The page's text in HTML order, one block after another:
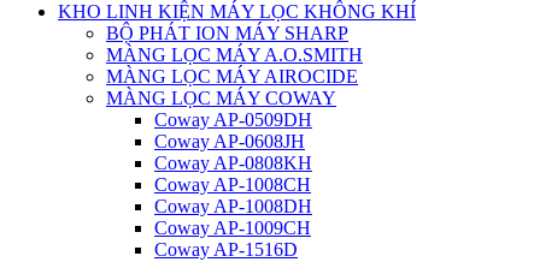
KHO LINH KIỆN MÁY LỌC KHÔNG KHÍ
BỘ PHÁT ION MÁY SHARP
MÀNG LỌC MÁY A.O.SMITH
MÀNG LỌC MÁY AIROCIDE
MÀNG LỌC MÁY COWAY
Coway AP-0509DH
Coway AP-0608JH
Coway AP-0808KH
Coway AP-1008CH
Coway AP-1008DH
Coway AP-1009CH
Coway AP-1516D